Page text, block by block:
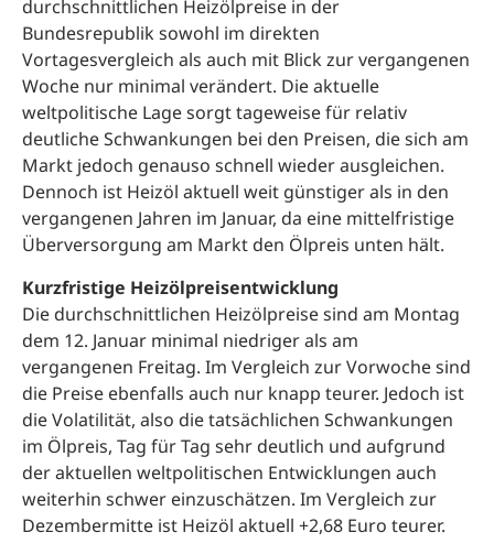
durchschnittlichen Heizölpreise in der
Bundesrepublik sowohl im direkten
Vortagesvergleich als auch mit Blick zur vergangenen
Woche nur minimal verändert. Die aktuelle
weltpolitische Lage sorgt tageweise für relativ
deutliche Schwankungen bei den Preisen, die sich am
Markt jedoch genauso schnell wieder ausgleichen.
Dennoch ist Heizöl aktuell weit günstiger als in den
vergangenen Jahren im Januar, da eine mittelfristige
Überversorgung am Markt den Ölpreis unten hält.
Kurzfristige Heizölpreisentwicklung
Die durchschnittlichen Heizölpreise sind am Montag
dem 12. Januar minimal niedriger als am
vergangenen Freitag. Im Vergleich zur Vorwoche sind
die Preise ebenfalls auch nur knapp teurer. Jedoch ist
die Volatilität, also die tatsächlichen Schwankungen
im Ölpreis, Tag für Tag sehr deutlich und aufgrund
der aktuellen weltpolitischen Entwicklungen auch
weiterhin schwer einzuschätzen. Im Vergleich zur
Dezembermitte ist Heizöl aktuell +2,68 Euro teurer.